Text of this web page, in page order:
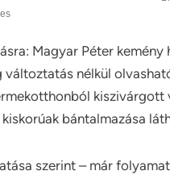
Magyar Péter
nélkül
kiszivárgott
bántalmazása
szerint – már